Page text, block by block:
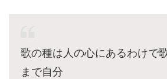
歌の種は人の心にあるわけで
まで自分